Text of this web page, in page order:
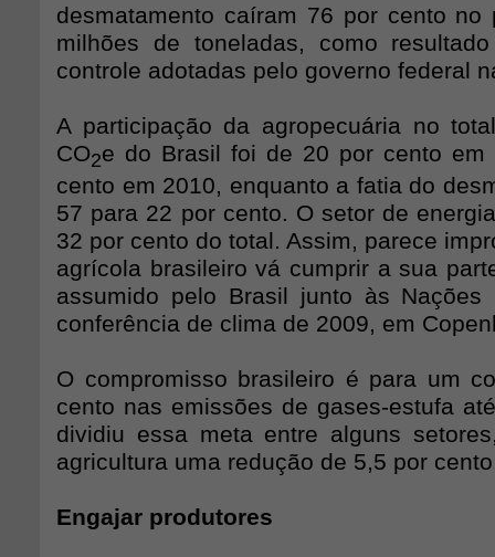
desmatamento caíram 76 por cento no
milhões de toneladas, como
controle adotadas pelo governo federal
A participação da agropecuária no
CO2e do Brasil foi de 20 por cento em
cento em 2010, enquanto a fatia do
57 para 22 por cento. O setor de
32 por cento do total. Assim, parece
agrícola brasileiro vá cumprir a sua
assumido pelo Brasil junto às Nações
conferência de clima de 2009, em
O compromisso brasileiro é para um
cento nas emissões de gases-estufa
dividiu essa meta entre alguns
agricultura uma redução de 5,5 por
Engajar produtores